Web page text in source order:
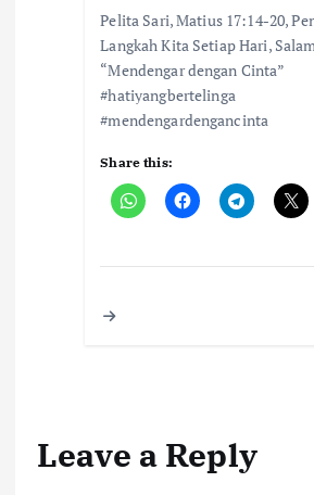
Pelita Sari, Matius 17:14-20,
Langkah Kita Setiap Hari,
“Mendengar dengan Cinta”
#hatiyangbertelinga
#mendengardengancinta
Share this:
Leave a Reply